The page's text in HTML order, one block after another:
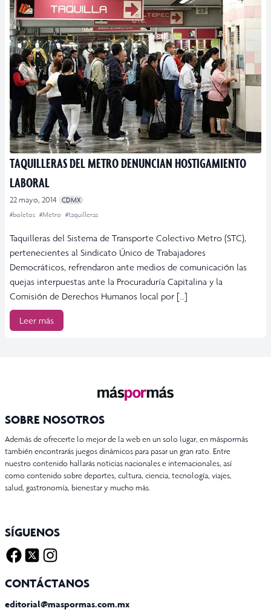
TAQUILLERAS DEL METRO DENUNCIAN HOSTIGAMIENTO
LABORAL
22 mayo, 2014
CDMX
#boletos #Metro #taquilleras
Taquilleras del Sistema de Transporte Colectivo Metro (STC),
pertenecientes al Sindicato Único de Trabajadores
Democráticos, refrendaron ante medios de comunicación las
quejas interpuestas ante la Procuraduría Capitalina y la
Comisión de Derechos Humanos local por […]
Leer más
SOBRE NOSOTROS
Además de ofrecerte lo mejor de la web en un solo lugar, en máspormás
también encontrarás juegos dinámicos para pasar un gran rato. Entre
nuestro contenido hallarás noticias nacionales e internacionales, así
como contenido sobre deportes, cultura, ciencia, tecnología, viajes,
salud, gastronomía, bienestar y mucho más.
SÍGUENOS
CONTÁCTANOS
editorial@maspormas.com.mx